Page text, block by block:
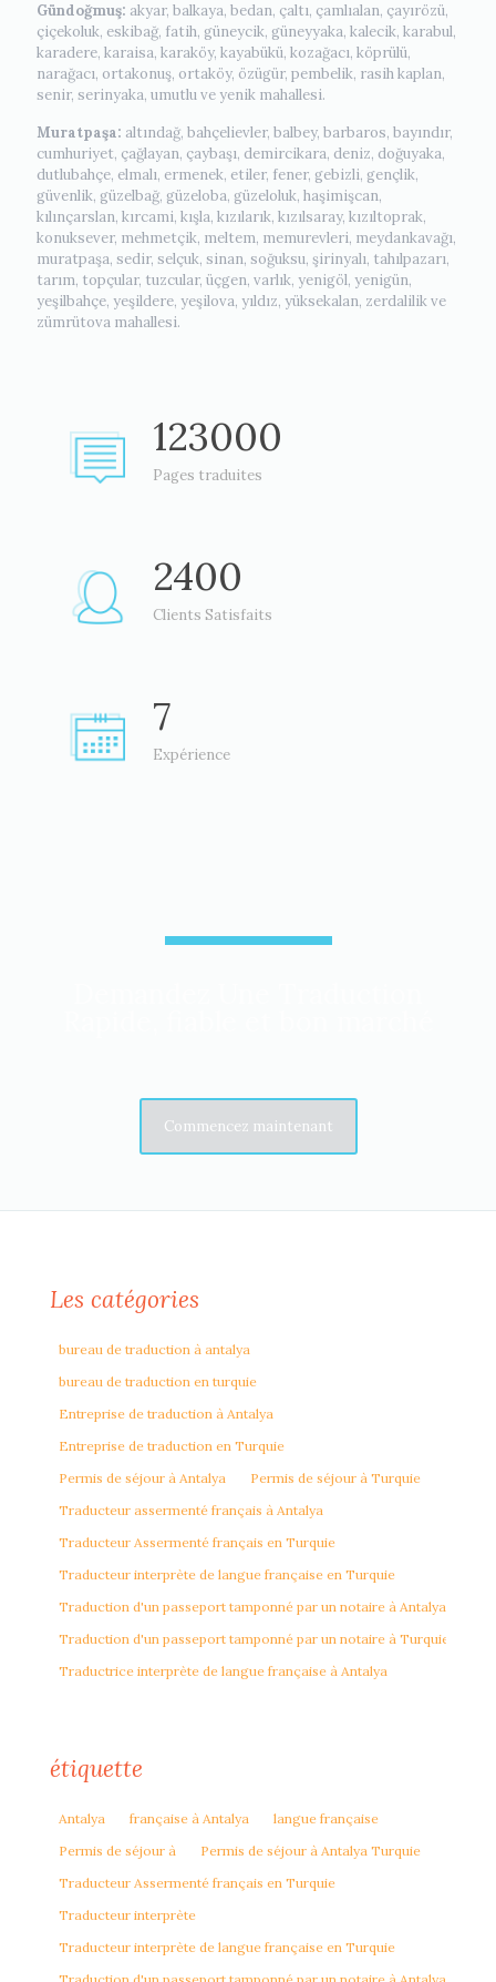
Gündoğmuş: akyar, balkaya, bedan, çaltı, çamlıalan, çayırözü,
çiçekoluk, eskibağ, fatih, güneycik, güneyyaka, kalecik, karabul,
karadere, karaisa, karaköy, kayabükü, kozağacı, köprülü,
narağacı, ortakonuş, ortaköy, özügür, pembelik, rasih kaplan,
senir, serinyaka, umutlu ve yenik mahallesi.
Muratpaşa: altındağ, bahçelievler, balbey, barbaros, bayındır,
cumhuriyet, çağlayan, çaybaşı, demircikara, deniz, doğuyaka,
dutlubahçe, elmalı, ermenek, etiler, fener, gebizli, gençlik,
güvenlik, güzelbağ, güzeloba, güzeloluk, haşimişcan,
kılınçarslan, kırcami, kışla, kızılarık, kızılsaray, kızıltoprak,
konuksever, mehmetçik, meltem, memurevleri, meydankavağı,
muratpaşa, sedir, selçuk, sinan, soğuksu, şirinyalı, tahılpazarı,
tarım, topçular, tuzcular, üçgen, varlık, yenigöl, yenigün,
yeşilbahçe, yeşildere, yeşilova, yıldız, yüksekalan, zerdalilik ve
zümrütova mahallesi.
123000
Pages traduites
2400
Clients Satisfaits
7
Expérience
Commencez maintenant
Les catégories
bureau de traduction à antalya
bureau de traduction en turquie
Entreprise de traduction à Antalya
Entreprise de traduction en Turquie
Permis de séjour à Antalya
Permis de séjour à Turquie
Traducteur assermenté français à Antalya
Traducteur Assermenté français en Turquie
Traducteur interprète de langue française en Turquie
Traduction d'un passeport tamponné par un notaire à Antalya
Traduction d'un passeport tamponné par un notaire à Turquie
Traductrice interprète de langue française à Antalya
étiquette
Antalya française à Antalya
langue française
Permis de séjour à
Permis de séjour à Antalya Turquie
Traducteur Assermenté français en Turquie
Traducteur interprète
Traducteur interprète de langue française en Turquie